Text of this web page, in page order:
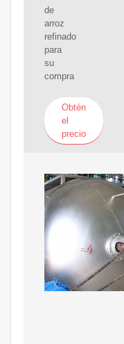
de
arroz
refinado
para
su
compra
Obtén
el
precio